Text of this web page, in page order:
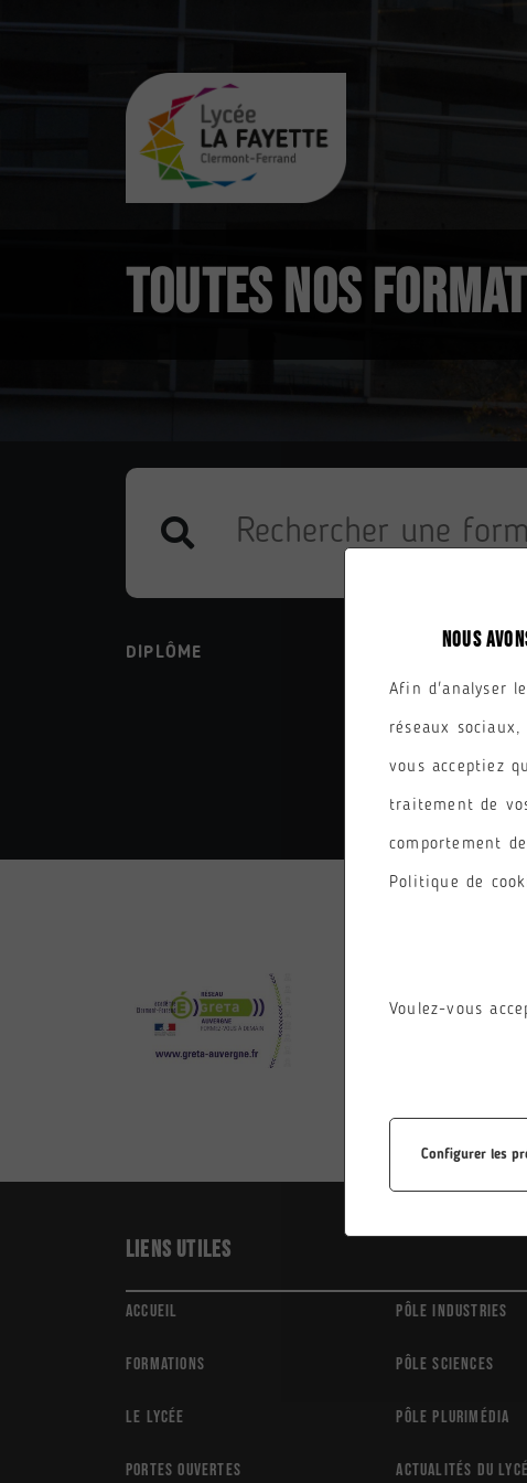
TOUTES NOS
DIPLÔME
Liens utiles
Accueil Pôle Industries
Formations Pôle Sciences
Le Lycée Pôle Plurimédia
Portes ouvertes Actualités du
NOUS
Afin d'analyser
réseaux
vous acceptiez
traitement de
comportement
Politique de
Voulez-vous
Configurer les